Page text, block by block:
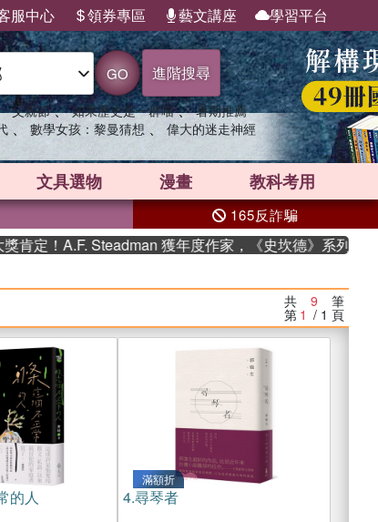
服中心 領券專區 藝文講座 學習平台
GO 進階搜尋
父親節 、 如果歷史是一群喵 、 暑期推薦
、 數學女孩：黎曼猜想 、 偉大的迷走神經
文具選物 漫畫 教科考用
165反詐騙
Steadman 獲年度作家，《史坎德》系列帶你踏上熱
共 9 筆
第 1 / 1 頁
的人
滿額折
4.尋琴者